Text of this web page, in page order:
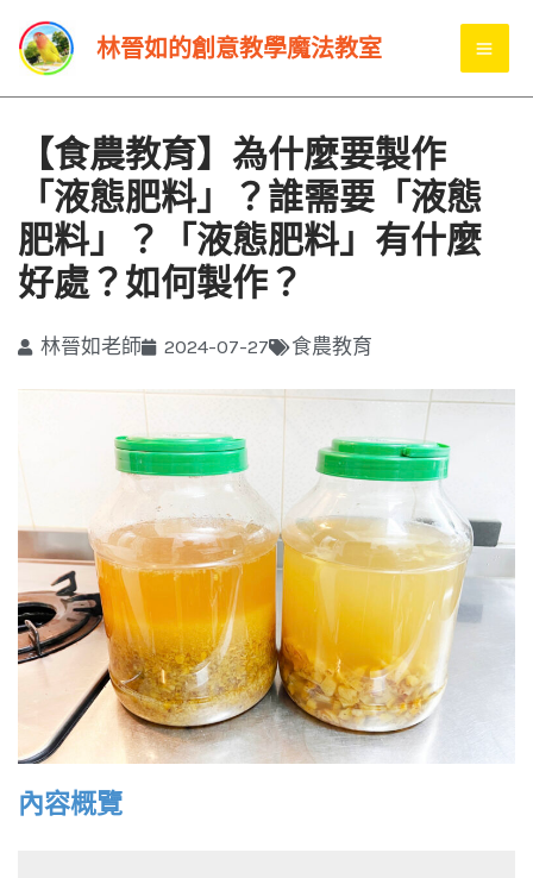
主
林晉如的創意教學魔法教室
【食農教育】為什麼要製作
「液態肥料」？誰需要「液態
肥料」？「液態肥料」有什麼
好處？如何製作？
林晉如老師 2024-07-27 食農教育
內容概覽